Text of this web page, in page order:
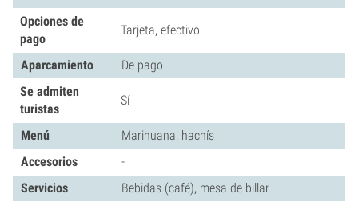
Opciones de
pago
Tarjeta, efectivo
Aparcamiento
De pago
Se admiten
turistas
Sí
Menú
Marihuana, hachís
Accesorios
-
Servicios
Bebidas (café), mesa de billar